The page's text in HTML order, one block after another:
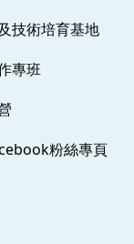
技術培育基地
專班
粉絲專頁